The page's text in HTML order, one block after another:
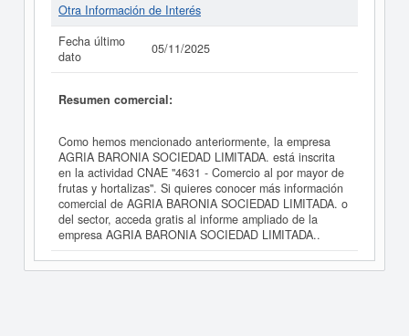
Otra Información de Interés
Fecha último
dato
05/11/2025
Resumen comercial:
Como hemos mencionado anteriormente, la empresa
AGRIA BARONIA SOCIEDAD LIMITADA. está inscrita
en la actividad CNAE "4631 - Comercio al por mayor de
frutas y hortalizas". Si quieres conocer más información
comercial de AGRIA BARONIA SOCIEDAD LIMITADA. o
del sector, acceda gratis al informe ampliado de la
empresa AGRIA BARONIA SOCIEDAD LIMITADA..